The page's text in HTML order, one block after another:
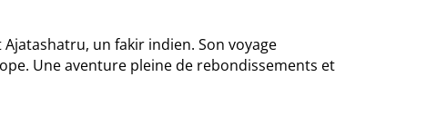
un fakir indien. Son voyage
Une aventure pleine de rebondissements et